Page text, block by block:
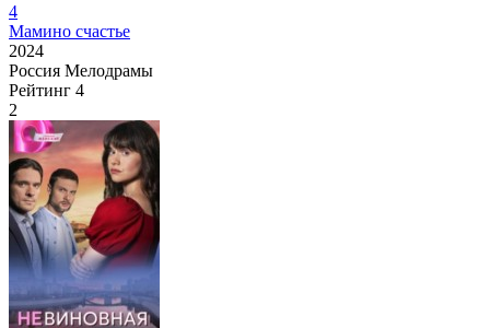
4
Мамино счастье
2024
Россия Мелодрамы
Рейтинг 4
2